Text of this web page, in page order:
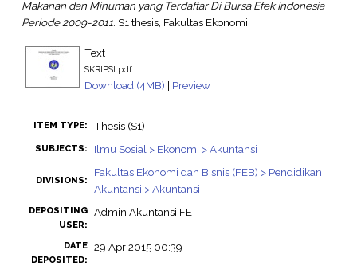
Makanan dan Minuman yang Terdaftar Di Bursa Efek Indonesia
Periode 2009-2011. S1 thesis, Fakultas Ekonomi.
Text
SKRIPSI.pdf
Download (4MB) | Preview
ITEM TYPE: Thesis (S1)
SUBJECTS: Ilmu Sosial > Ekonomi > Akuntansi
DIVISIONS:
Fakultas Ekonomi dan Bisnis (FEB) > Pendidikan
Akuntansi > Akuntansi
DEPOSITING
USER:
Admin Akuntansi FE
DATE
DEPOSITED:
29 Apr 2015 00:39